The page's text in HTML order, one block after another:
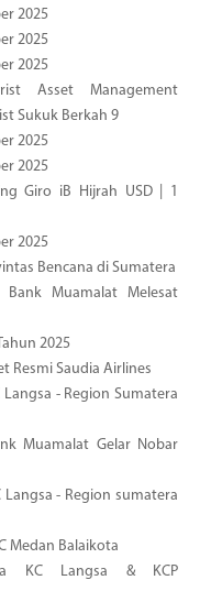
2025
2025
2025
Asset Management
Sukuk Berkah 9
2025
2025
Giro iB Hijrah USD | 1
2025
Bencana di Sumatera
Muamalat Melesat
2025
Resmi Saudia Airlines
- Region Sumatera
Muamalat Gelar Nobar
- Region sumatera
Medan Balaikota
KC Langsa & KCP